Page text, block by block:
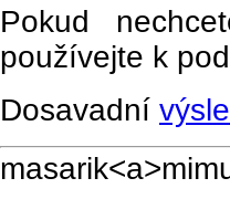
Pokud
používejte k
Dosavadní